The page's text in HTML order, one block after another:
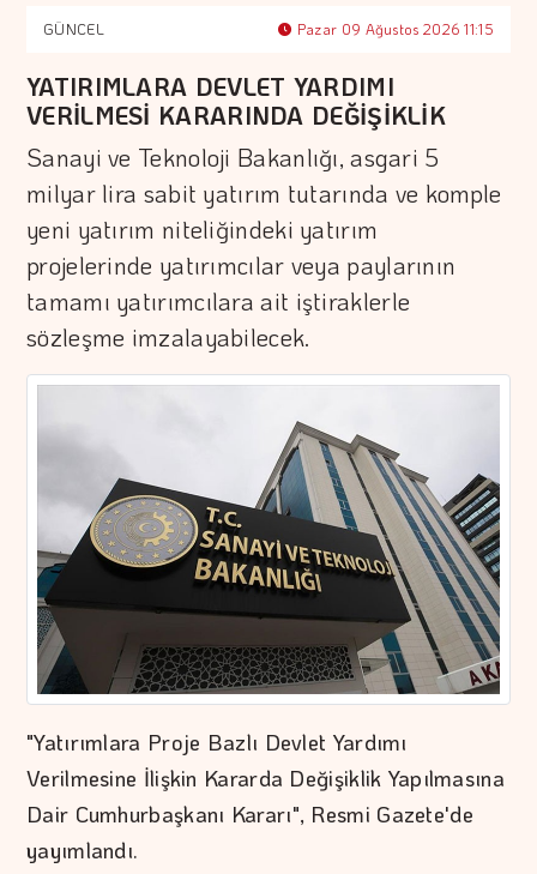
GÜNCEL Pazar 09 Ağustos 2026 11:15
YATIRIMLARA DEVLET YARDIMI
VERİLMESİ KARARINDA DEĞİŞİKLİK
Sanayi ve Teknoloji Bakanlığı, asgari 5
milyar lira sabit yatırım tutarında ve komple
yeni yatırım niteliğindeki yatırım
projelerinde yatırımcılar veya paylarının
tamamı yatırımcılara ait iştiraklerle
sözleşme imzalayabilecek.
"Yatırımlara Proje Bazlı Devlet Yardımı
Verilmesine İlişkin Kararda Değişiklik Yapılmasına
Dair Cumhurbaşkanı Kararı", Resmi Gazete'de
yayımlandı.